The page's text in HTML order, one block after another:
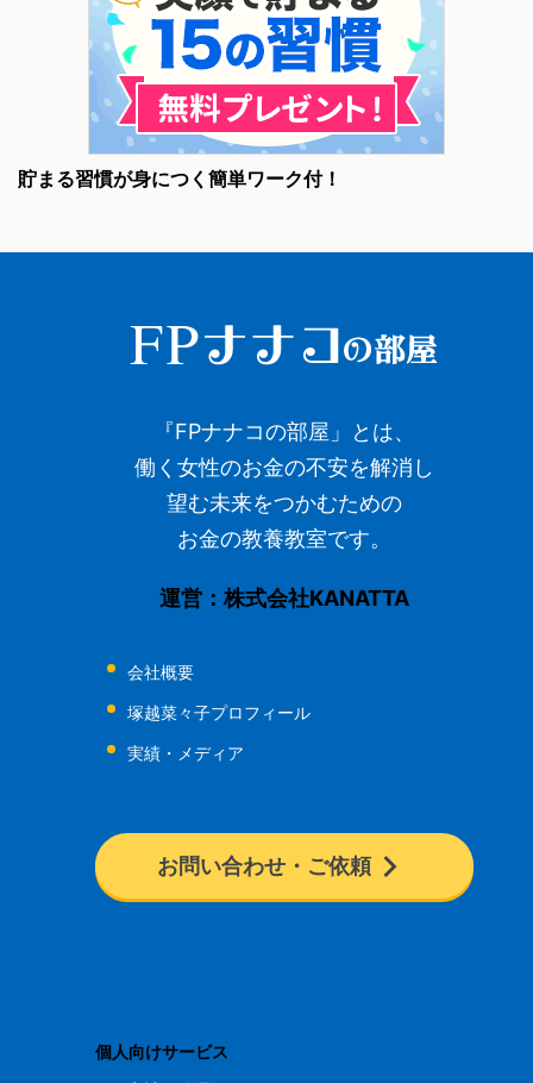
貯まる習慣が身につく簡単ワーク付！
『FPナナコの部屋」とは、
働く女性のお金の不安を解消し
望む未来をつかむための
お金の教養教室です。
運営：株式会社KANATTA
会社概要
塚越菜々子プロフィール
実績・メディア
お問い合わせ・ご依頼
個人向けサービス